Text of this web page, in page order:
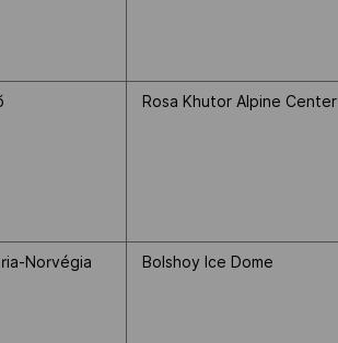
Rosa Khutor Alpine Center
Norvégia Bolshoy Ice Dome